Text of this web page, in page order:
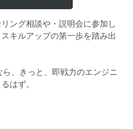
ング相談や・説明会に参加し
キルアップの第一歩を踏み出
ら、きっと、即戦力のエンジニ
はず。